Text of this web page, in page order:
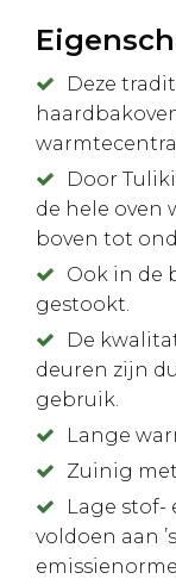
Deze
Door
de hele oven
boven tot
Ook in de
gestookt.
De
deuren zijn
gebruik.
Lange
Zuinig
Lage stof-
voldoen aan